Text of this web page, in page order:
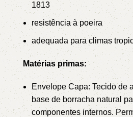
1813
resistência à poeira
adequada para climas
Matérias primas:
Envelope Capa: Tecido de
base de borracha natural
componentes internos.